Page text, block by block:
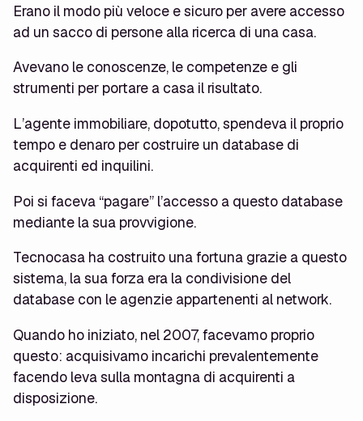
Erano il modo più veloce e sicuro per avere accesso
ad un sacco di persone alla ricerca di una casa.
Avevano le conoscenze, le competenze e gli
strumenti per portare a casa il risultato.
L’agente immobiliare, dopotutto, spendeva il proprio
tempo e denaro per costruire un database di
acquirenti ed inquilini.
Poi si faceva “pagare” l’accesso a questo database
mediante la sua provvigione.
Tecnocasa ha costruito una fortuna grazie a questo
sistema, la sua forza era la condivisione del
database con le agenzie appartenenti al network.
Quando ho iniziato, nel 2007, facevamo proprio
questo: acquisivamo incarichi prevalentemente
facendo leva sulla montagna di acquirenti a
disposizione.